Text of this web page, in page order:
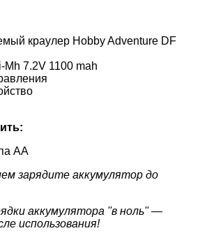
краулер Hobby Adventure DF
Mh 7.2V 1100 mah
АА
зарядите аккумулятор до
аккумулятора ''в ноль'' —
использования!